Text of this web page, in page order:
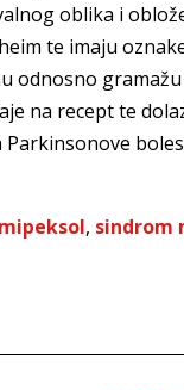
oblika i
te imaju oznake
odnosno
na recept te
, sindrom